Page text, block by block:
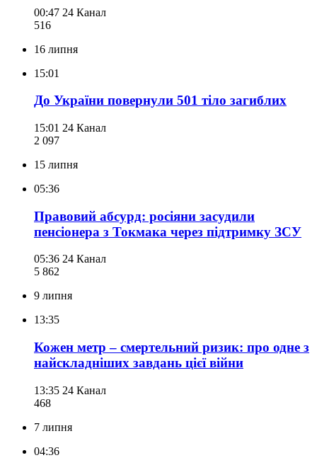
00:47 24 Канал
516
16 липня
15:01
До України повернули 501 тіло загиблих
15:01 24 Канал
2 097
15 липня
05:36
Правовий абсурд: росіяни засудили
пенсіонера з Токмака через підтримку ЗСУ
05:36 24 Канал
5 862
9 липня
13:35
Кожен метр – смертельний ризик: про одне з
найскладніших завдань цієї війни
13:35 24 Канал
468
7 липня
04:36